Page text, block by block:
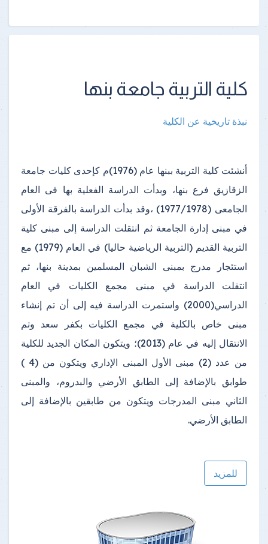
كلية التربية جامعة بنها
نبذة تاريخية عن الكلية
أنشئت كلية التربية ببنها عام (1976)م كإحدى كليات جامعة
الزقازيق فرع بنها، وبدأت الدراسة الفعلية بها فى العام
الجامعى (1977/1978) ،وقد بدأت الدراسة بالفرقة الأولى
في مبنى إدارة الجامعة ثم انتقلت الدراسة إلى مبنى كلية
التربية القديم (التربية الرياضية حاليا) في العام (1979) مع
استئجار مدرج بمبنى الشبان المسلمين بمدينة بنها، ثم
انتقلت الدراسة في مبنى مجمع الكليات في العام
الدراسي(2000) واستمرت الدراسة فيه إلى أن تم إنشاء
مبنى خاص بالكلية في مجمع الكليات بكفر سعد وتم
الانتقال إليه في عام (2013)؛ ويتكون المكان الجديد للكلية
من عدد (2) مبنى الأول المبنى الإداري ويتكون من (4 )
طوابق بالإضافة إلى الطابق الأرضي والبدروم، والمبنى
الثاني مبنى المدرجات ويتكون من طابقين بالإضافة إلى
الطابق الأرضي.
للمزيد